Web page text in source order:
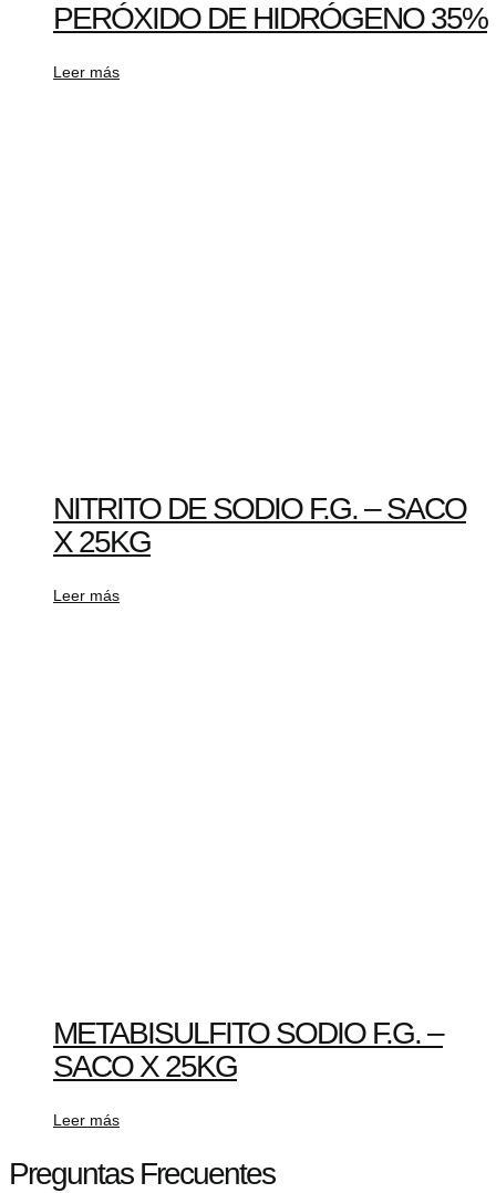
PERÓXIDO DE HIDRÓGENO 35%
Leer más
NITRITO DE SODIO F.G. – SACO
X 25KG
Leer más
METABISULFITO SODIO F.G. –
SACO X 25KG
Leer más
Preguntas Frecuentes